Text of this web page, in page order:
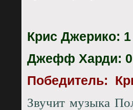
Крис Джерико:
Джефф Харди: 0
Победитель:
Звучит музыка